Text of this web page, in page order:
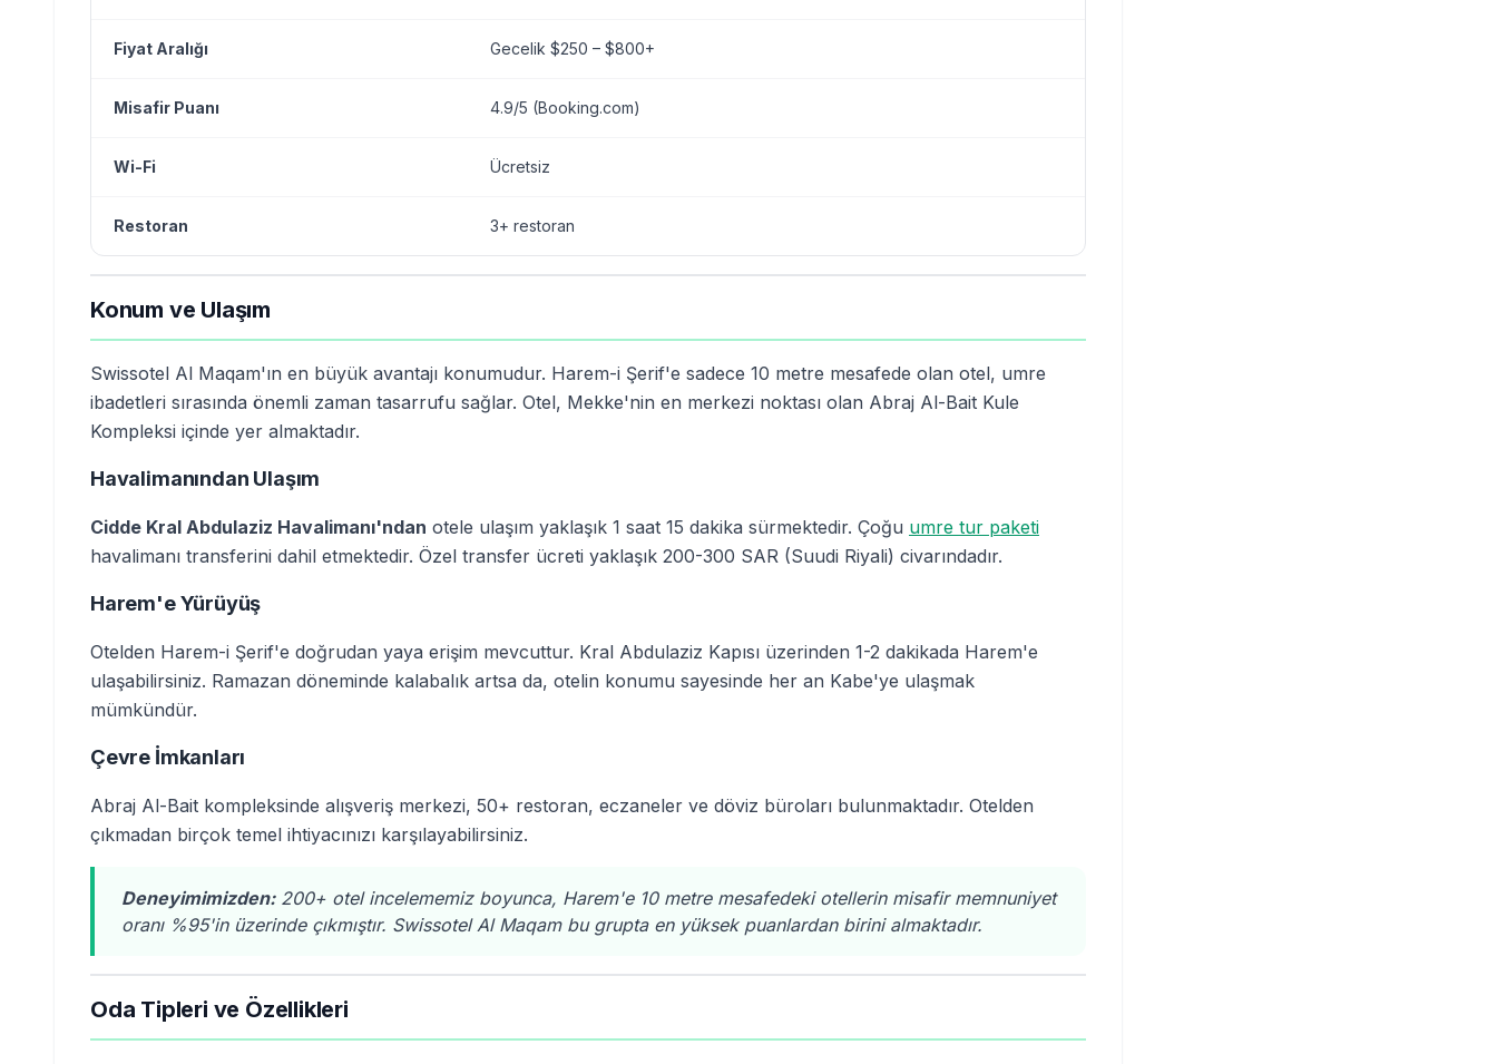
Fiyat Aralığı Gecelik $250 – $800+
Misafir Puanı 4.9/5 (Booking.com)
Wi-Fi Ücretsiz
Restoran 3+ restoran
Konum ve Ulaşım
Swissotel Al Maqam'ın en büyük avantajı konumudur. Harem-i Şerif'e sadece 10 metre mesafede olan otel, umre
ibadetleri sırasında önemli zaman tasarrufu sağlar. Otel, Mekke'nin en merkezi noktası olan Abraj Al-Bait Kule
Kompleksi içinde yer almaktadır.
Havalimanından Ulaşım
Cidde Kral Abdulaziz Havalimanı'ndan otele ulaşım yaklaşık 1 saat 15 dakika sürmektedir. Çoğu umre tur paketi
havalimanı transferini dahil etmektedir. Özel transfer ücreti yaklaşık 200-300 SAR (Suudi Riyali) civarındadır.
Harem'e Yürüyüş
Otelden Harem-i Şerif'e doğrudan yaya erişim mevcuttur. Kral Abdulaziz Kapısı üzerinden 1-2 dakikada Harem'e
ulaşabilirsiniz. Ramazan döneminde kalabalık artsa da, otelin konumu sayesinde her an Kabe'ye ulaşmak
mümkündür.
Çevre İmkanları
Abraj Al-Bait kompleksinde alışveriş merkezi, 50+ restoran, eczaneler ve döviz büroları bulunmaktadır. Otelden
çıkmadan birçok temel ihtiyacınızı karşılayabilirsiniz.
Deneyimimizden:200+ otel incelememiz boyunca, Harem'e 10 metre mesafedeki otellerin misafir memnuniyet
oranı %95'in üzerinde çıkmıştır. Swissotel Al Maqam bu grupta en yüksek puanlardan birini almaktadır.
Oda Tipleri ve Özellikleri